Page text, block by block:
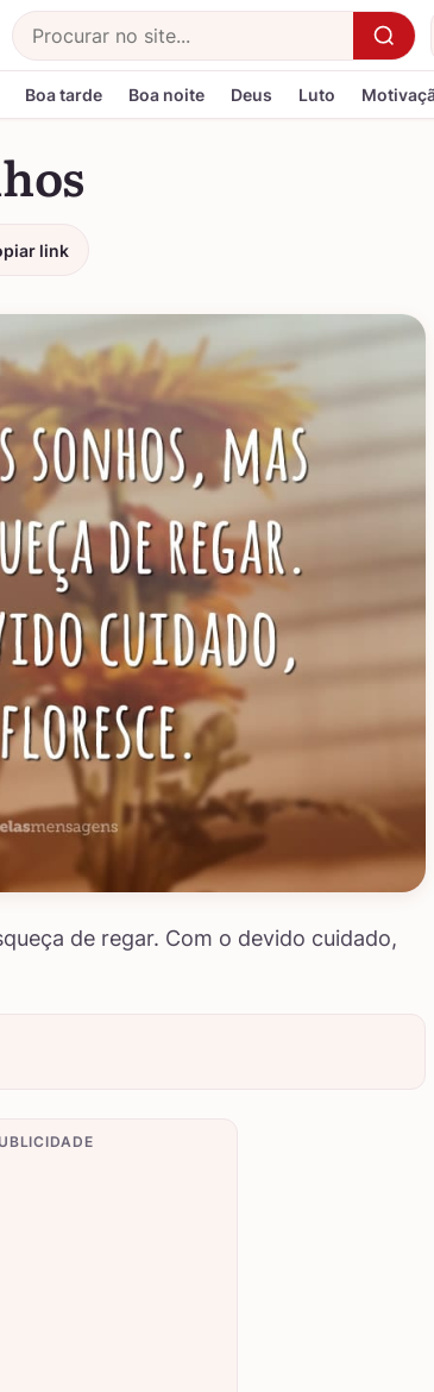
Buscar
Boa tarde Boa noite Deus Luto
link
de regar. Com o devido cuidado,